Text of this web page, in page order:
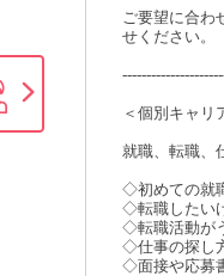
ご要望に合わ
せください。
＜個別キャリ
就職、転職、
◇初めての就
◇転職したい
◇転職活動が
◇仕事の探し
◇面接や応募